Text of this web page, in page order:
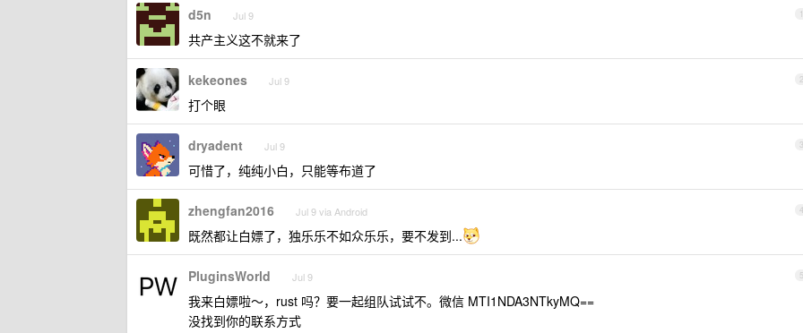
1
d5n Jul 9
共产主义这不就来了
2
kekeones Jul 9
打个眼
3
dryadent Jul 9
可惜了，纯纯小白，只能等布道了
4
zhengfan2016 Jul 9 via Android
既然都让白嫖了，独乐乐不如众乐乐，要不发到...
5
PluginsWorld Jul 9
我来白嫖啦～，rust 吗？要一起组队试试不。微信 MTI1NDA3NTkyMQ==
没找到你的联系方式